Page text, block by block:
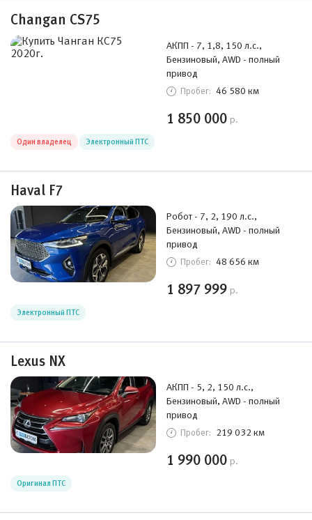
Changan CS75
АКПП - 7, 1,8, 150 л.с.,
Бензиновый, AWD - полный
привод
Пробег: 46 580 км
1 850 000 р.
Один владелец Электронный ПТС
Haval F7
Робот - 7, 2, 190 л.с.,
Бензиновый, AWD - полный
привод
Пробег: 48 656 км
1 897 999 р.
Электронный ПТС
Lexus NX
АКПП - 5, 2, 150 л.с.,
Бензиновый, AWD - полный
привод
Пробег: 219 032 км
1 990 000 р.
Оригинал ПТС